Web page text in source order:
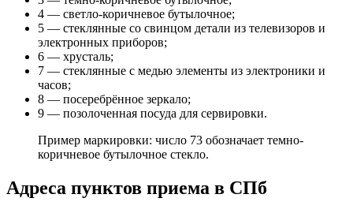
4 — светло-коричневое бутылочное;
5 — стеклянные со свинцом детали из телевизоров и
электронных приборов;
6 — хрусталь;
7 — стеклянные с медью элементы из электроники и
часов;
8 — посеребрённое зеркало;
9 — позолоченная посуда для сервировки.
Пример маркировки: число 73 обозначает темно-
коричневое бутылочное стекло.
Адреса пунктов приема в СПб